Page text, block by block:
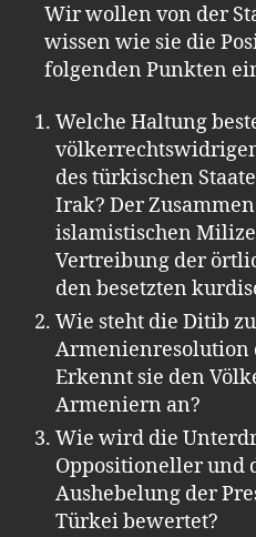
Wir wollen von der
wissen wie sie die
folgenden Punkten
Welche Haltung
des türkischen
Irak? Der
islamistischen
Vertreibung der
den besetzten
Wie steht die Ditib
Armenienresolution
Erkennt sie den
Armeniern an?
Wie wird die
Oppositioneller und
Aushebelung der
Türkei bewertet?